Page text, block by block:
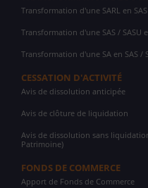
Transformation d'une SARL en SAS
Transformation d'une SAS / SASU
Transformation d'une SA en SAS /
CESSATION D'ACTIVITÉ
Avis de dissolution anticipée
Avis de clôture de liquidation
Avis de dissolution sans
Patrimoine)
FONDS DE COMMERCE
Apport de Fonds de Commerce